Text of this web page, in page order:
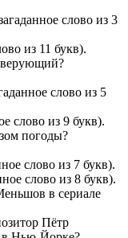
слово из 3
из 11 букв).
слово из 5
слово из 9 букв).
погоды?
слово из 7 букв).
слово из 8 букв).
в сериале
Пётр